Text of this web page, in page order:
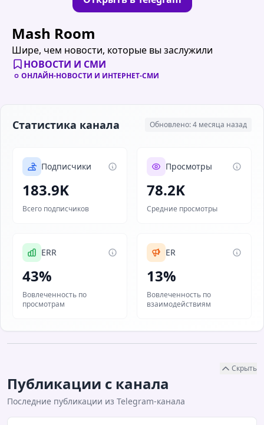
Mash Room
Шире, чем новости, которые вы заслужили
НОВОСТИ И СМИ
ОНЛАЙН-НОВОСТИ И ИНТЕРНЕТ-СМИ
Статистика канала Обновлено: 4 месяца назад
Подписчики
183.9K
Всего подписчиков
Просмотры
78.2K
Средние просмотры
ERR
43%
Вовлеченность по
просмотрам
ER
13%
Вовлеченность по
взаимодействиям
Скрыть
Публикации с канала
Последние публикации из Telegram-канала